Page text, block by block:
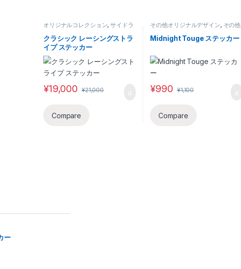
オリジナルコレクション,サイドラ
イン・ボディデカール
その他オリ
ジナルデザイン,レーシングストラ
イプ系
クラシック レーシングストラ
イプ ステッカー
¥19,000 ¥21,000
Compare
その他オリジナルデザイン, その他
カスタムデザイン
Midnight Touge ステッカー
¥990 ¥1,100
Compare
ー
¥750 through ¥990